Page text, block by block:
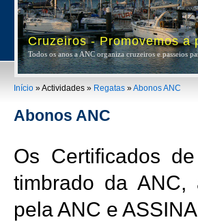
Cruzeiros - Promovemos a
Todos os anos a ANC organiza cruzeiros e passeios
You are here
Início » Actividades » Regatas » Abonos ANC
Abonos ANC
Os Certificados
timbrado da ANC,
pela ANC e